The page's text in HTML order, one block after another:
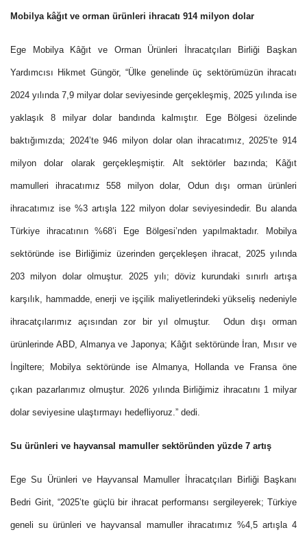
Mobilya kâğıt ve orman ürünleri ihracatı 914 milyon dolar
Ege Mobilya Kâğıt ve Orman Ürünleri İhracatçıları Birliği Başkan
Yardımcısı Hikmet Güngör, “Ülke genelinde üç sektörümüzün ihracatı
2024 yılında 7,9 milyar dolar seviyesinde gerçekleşmiş, 2025 yılında ise
yaklaşık 8 milyar dolar bandında kalmıştır. Ege Bölgesi özelinde
baktığımızda; 2024’te 946 milyon dolar olan ihracatımız, 2025’te 914
milyon dolar olarak gerçekleşmiştir. Alt sektörler bazında; Kâğıt
mamulleri ihracatımız 558 milyon dolar, Odun dışı orman ürünleri
ihracatımız ise %3 artışla 122 milyon dolar seviyesindedir. Bu alanda
Türkiye ihracatının %68’i Ege Bölgesi’nden yapılmaktadır. Mobilya
sektöründe ise Birliğimiz üzerinden gerçekleşen ihracat, 2025 yılında
203 milyon dolar olmuştur. 2025 yılı; döviz kurundaki sınırlı artışa
karşılık, hammadde, enerji ve işçilik maliyetlerindeki yükseliş nedeniyle
ihracatçılarımız açısından zor bir yıl olmuştur. Odun dışı orman
ürünlerinde ABD, Almanya ve Japonya; Kâğıt sektöründe İran, Mısır ve
İngiltere; Mobilya sektöründe ise Almanya, Hollanda ve Fransa öne
çıkan pazarlarımız olmuştur. 2026 yılında Birliğimiz ihracatını 1 milyar
dolar seviyesine ulaştırmayı hedefliyoruz.” dedi.
Su ürünleri ve hayvansal mamuller sektöründen yüzde 7 artış
Ege Su Ürünleri ve Hayvansal Mamuller İhracatçıları Birliği Başkanı
Bedri Girit, “2025’te güçlü bir ihracat performansı sergileyerek; Türkiye
geneli su ürünleri ve hayvansal mamuller ihracatımız %4,5 artışla 4